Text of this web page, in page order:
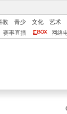
教 青少 文化
艺术
赛事直播 网络